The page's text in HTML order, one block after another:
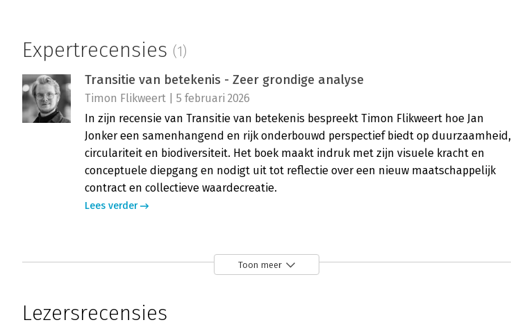
Expertrecensies (1)
Transitie van betekenis - Zeer grondige analyse
Timon Flikweert | 5 februari 2026
In zijn recensie van Transitie van betekenis bespreekt Timon Flikweert hoe Jan
Jonker een samenhangend en rijk onderbouwd perspectief biedt op duurzaamheid,
circulariteit en biodiversiteit. Het boek maakt indruk met zijn visuele kracht en
conceptuele diepgang en nodigt uit tot reflectie over een nieuw maatschappelijk
contract en collectieve waardecreatie.
Lees verder
Toon meer
Lezersrecensies